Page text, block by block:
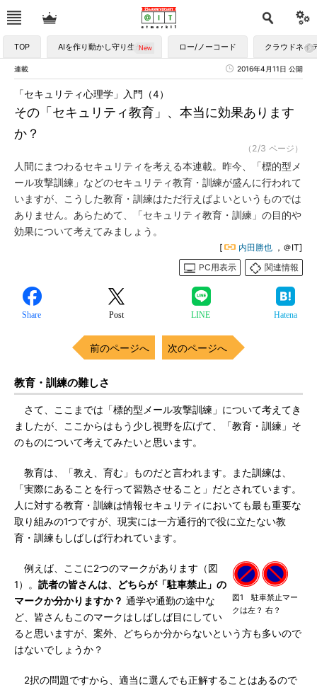
TOP AIを作り動かし守り生かす ロー/ノーコード クラウドネイ
連載 2016年4月11日 公開
その「セキュリティ教育」、本当に効果あります
か？
「セキュリティ心理学」入門（4）
（2/3 ページ）
人間にまつわるセキュリティを考える本連載。昨今、「標的型メ
ール攻撃訓練」などのセキュリティ教育・訓練が盛んに行われて
いますが、こうした教育・訓練はただ行えばよいというものでは
ありません。あらためて、「セキュリティ教育・訓練」の目的や
効果について考えてみましょう。
[ 内田勝也 ，＠IT]
PC用表示
関連情報
Share Post LINE Hatena
前のページへ 次のページへ
教育・訓練の難しさ
さて、ここまでは「標的型メール攻撃訓練」について考えてき
ましたが、ここからはもう少し視野を広げて、「教育・訓練」そ
のものについて考えてみたいと思います。
教育は、「教え、育む」ものだと言われます。また訓練は、
「実際にあることを行って習熟させること」だとされています。
人に対する教育・訓練は情報セキュリティにおいても最も重要な
取り組みの1つですが、現実には一方通行的で役に立たない教
育・訓練もしばしば行われています。
図1 駐車禁止マー
クは左？ 右？
例えば、ここに2つのマークがあります（図
1）。 読者の皆さんは、どちらが「駐車禁止」の
マークか分かりますか？ 通学や通勤の途中な
ど、皆さんもこのマークはしばしば目にしてい
ると思いますが、案外、どちらか分からないという方も多いので
はないでしょうか？
2択の問題ですから、適当に選んでも正解することはあるので